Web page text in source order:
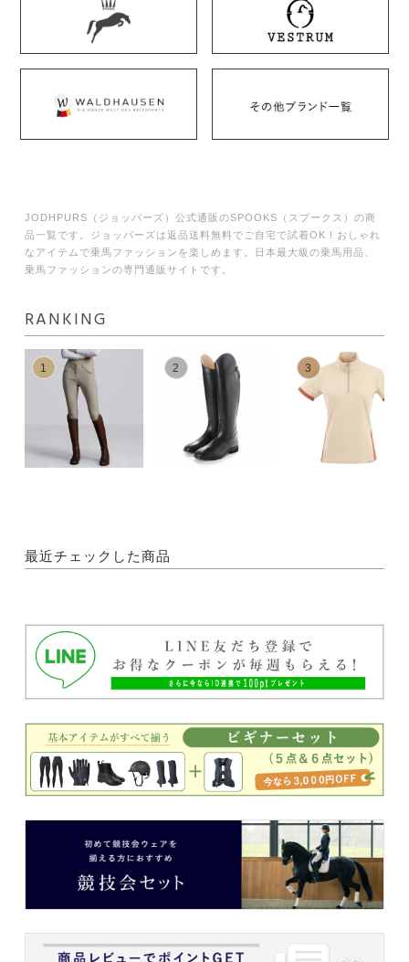
JODHPURS（ジョッパーズ）公式通販のSPOOKS（スプークス）の商
品一覧です。ジョッパーズは返品送料無料でご自宅で試着OK！おしゃれ
なアイテムで乗馬ファッションを楽しめます。日本最大級の乗馬用品、
乗馬ファッションの専門通販サイトです。
RANKING
1 2 3
最近チェックした商品